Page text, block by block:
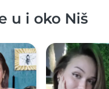
u i oko Niš